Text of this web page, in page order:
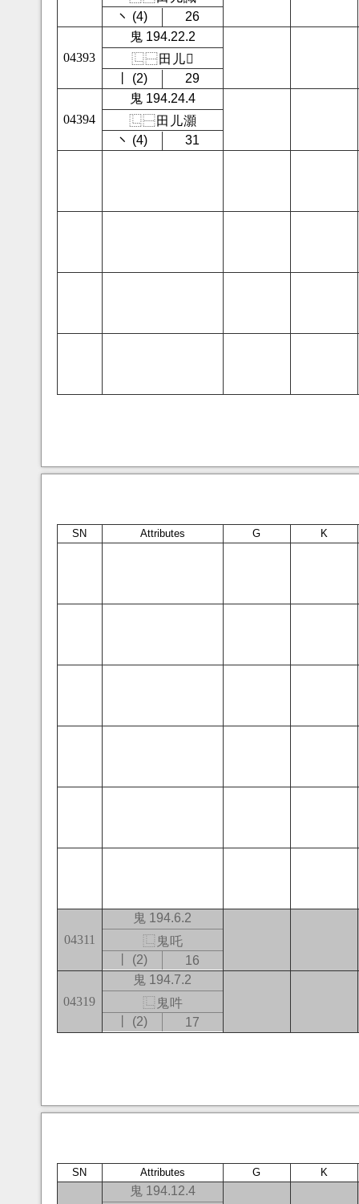
㇔ (4)
26
04393
鬼 194.22.2
⿺⿱田 儿𡅗
㇑ (2)
29
04394
鬼 194.24.4
⿺⿱田 儿灝
㇔ (4)
31
SN Attributes G K
04311
鬼 194.6.2
⿺ 鬼吒
㇑ (2)
16
04319
鬼 194.7.2
⿺ 鬼吽
㇑ (2)
17
SN Attributes G K
鬼 194.12.4